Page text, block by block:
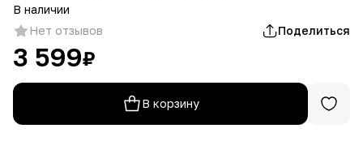
В наличии
Нет отзывов
Поделиться
3 599₽
В корзину